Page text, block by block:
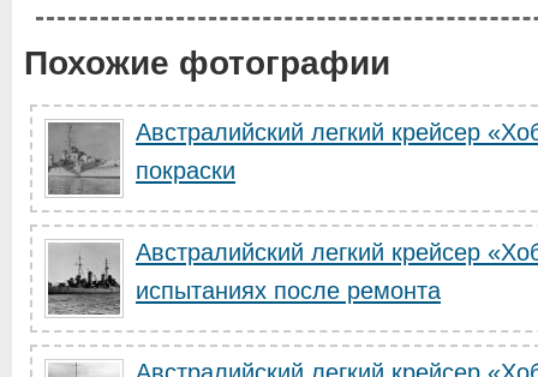
Похожие фотографии
Австралийский легкий крейсер
покраски
Австралийский легкий крейсер
испытаниях после ремонта